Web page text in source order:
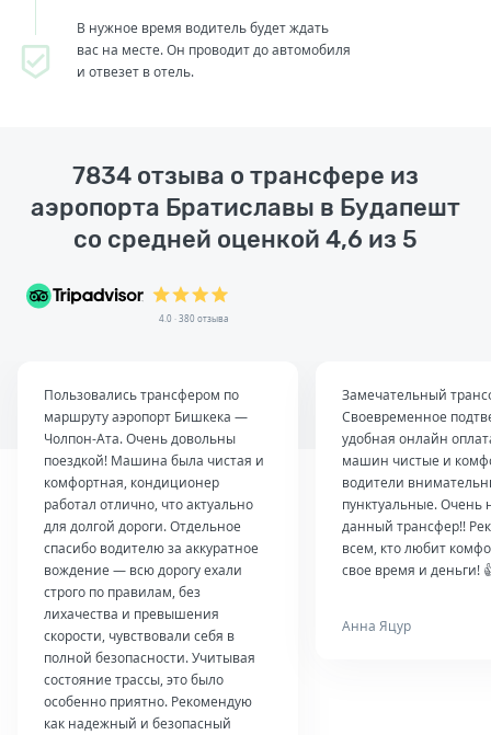
В нужное время водитель будет ждать
вас на месте. Он проводит до автомобиля
и отвезет в отель.
7834 отзыва о трансфере из
аэропорта Братиславы в Будапешт
со средней оценкой 4,6 из 5
4.0 · 380 отзыва
Пользовались трансфером по
маршруту аэропорт Бишкека —
Чолпон-Ата. Очень довольны
поездкой! Машина была чистая и
комфортная, кондиционер
работал отлично, что актуально
для долгой дороги. Отдельное
спасибо водителю за аккуратное
вождение — всю дорогу ехали
строго по правилам, без
лихачества и превышения
скорости, чувствовали себя в
полной безопасности. Учитывая
состояние трассы, это было
особенно приятно. Рекомендую
как надежный и безопасный
Замечательный
Своевременное
удобная онлайн
машин чистые и
водители
пунктуальные. Очень
данный трансфер!!
всем, кто любит
свое время и деньги!
Анна Яцур